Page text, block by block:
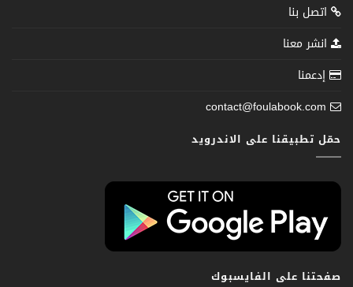
اتصل بنا
انشر معنا
إدعمنا
contact@foulabook.com
حمّل تطبيقنا على الاندرويد
صفحتنا على الفايسبوك